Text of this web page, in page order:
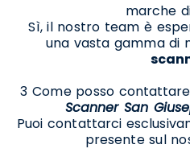
marche
Sì, il nostro team è
una vasta gamma di
3 Come posso
Scanner San
Puoi contattarci
presente sul